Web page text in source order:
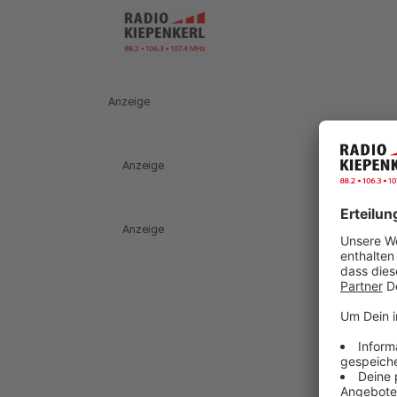
Anzeige
Anzeige
Anzeige